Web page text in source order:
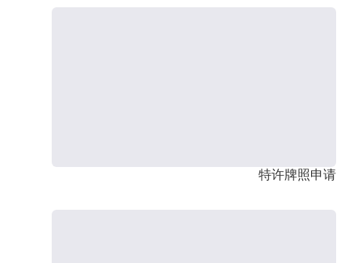
特许牌照申请